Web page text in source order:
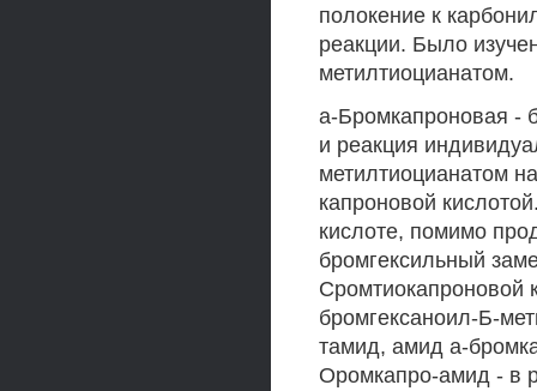
полокение к
реакции. Было
метилтиоцианатом.
а-Бромкапроновая -
и реакция
метилтиоцианатом
капроновой
кислоте, помимо
бромгексильный
Сромтиокапроновой
бромгексаноил-Б-
тамид, амид а-
Оромкапро-амид - в